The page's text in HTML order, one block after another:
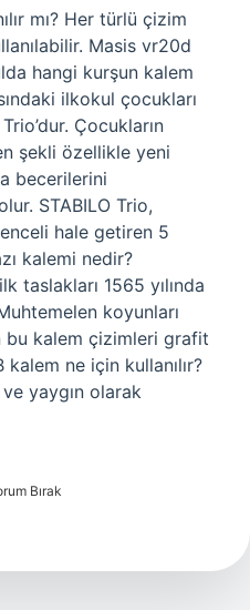
mı? Her türlü çizim
Masis vr20d
hangi kurşun kalem
ilkokul çocukları
Çocukların
şekli özellikle yeni
becerilerini
STABILO Trio,
hale getiren 5
kalemi nedir?
taslakları 1565 yılında
koyunları
bu kalem çizimleri grafit
kalem ne için kullanılır?
yaygın olarak
Bırak